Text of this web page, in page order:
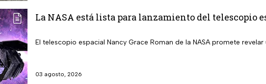
La NASA está lista para lanzamiento del telescopio
El telescopio espacial Nancy Grace Roman de la NASA promete
03 agosto, 2026